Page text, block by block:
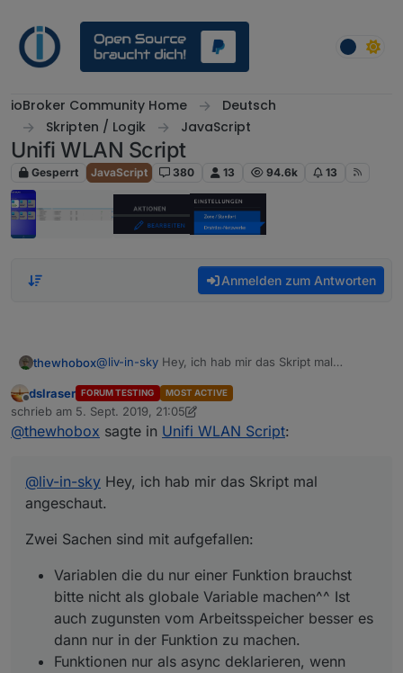
ioBroker Community Home
Deutsch
Skripten / Logik
JavaScript
Unifi WLAN Script
Gesperrt JavaScript 380 13 94.6k 13
Anmelden zum Antworten
thewhobox@liv-in-sky Hey, ich hab mir das Skript mal
Zwei Sachen sind mit aufgefallen:
Variablen die du nur einer Funktion brauchst
es dann nur in der Funktion zu machen.
werden sie parallel zum restlichen Code
ausgeführt und es kann zu Fehlern kommen.
Offline
dslraser FORUM TESTING MOST ACTIVE
schrieb am 5. Sept. 2019, 21:05
zuletzt editiert von dslraser 9. Mai 2019, 23:20
@thewhobox sagte in Unifi WLAN Script:
@liv-in-sky Hey, ich hab mir das Skript mal
angeschaut.
Zwei Sachen sind mit aufgefallen:
Variablen die du nur einer Funktion brauchst
bitte nicht als globale Variable machen^^ Ist
auch zugunsten vom Arbeitsspeicher besser es
dann nur in der Funktion zu machen.
Funktionen nur als async deklarieren, wenn